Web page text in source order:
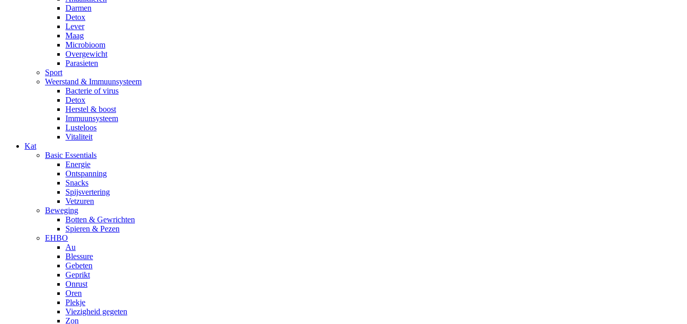
Darmen
Detox
Lever
Maag
Microbioom
Overgewicht
Parasieten
Sport
Weerstand & Immuunsysteem
Bacterie of virus
Detox
Herstel & boost
Immuunsysteem
Lusteloos
Vitaliteit
Kat
Basic Essentials
Energie
Ontspanning
Snacks
Spijsvertering
Vetzuren
Beweging
Botten & Gewrichten
Spieren & Pezen
EHBO
Au
Blessure
Gebeten
Geprikt
Onrust
Oren
Plekje
Viezigheid gegeten
Zon